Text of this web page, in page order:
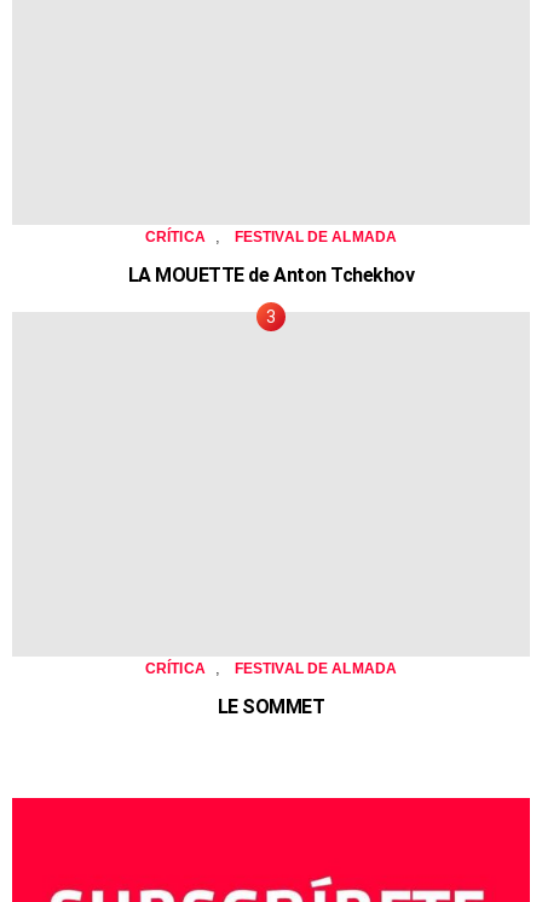
CRÍTICA FESTIVAL DE ALMADA
LA MOUETTE de Anton Tchekhov
CRÍTICA FESTIVAL DE ALMADA
LE SOMMET